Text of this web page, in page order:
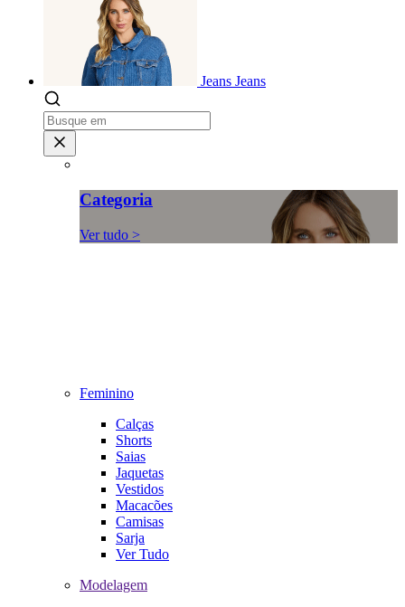
Jeans Jeans
Categoria
Ver tudo >
Feminino
Calças
Shorts
Saias
Jaquetas
Vestidos
Macacões
Camisas
Sarja
Ver Tudo
Modelagem